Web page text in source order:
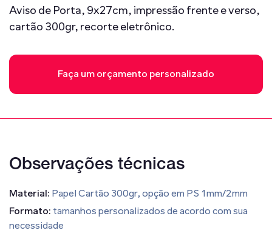
Aviso de Porta, 9x27cm, impressão frente e verso,
cartão 300gr, recorte eletrônico.
Faça um orçamento personalizado
Observações técnicas
Material: Papel Cartão 300gr, opção em PS 1mm/2mm
Formato: tamanhos personalizados de acordo com sua
necessidade